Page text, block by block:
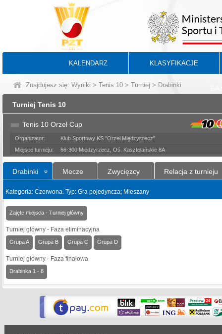
KALENDARZ KLASYFIKACJE
Znajdujesz się: Wyniki > Tenis 10 > Turniej > Drabinki
Turniej Tenis 10
Tenis 10 Orzeł Cup
Organizator:
Klub Sportowy KS "Orzeł Międzyrzecz"
Miejsce turnieju:
66-300 Miedzyrzecz, Oś. Kasztelańskie 8A
Drabinki Mecze Zwycięzcy Relacja z turnieju
Kategoria: Czerwona. Typ: Gra pojedyncza; Mieszany
Zajęte miejsca - Turniej główny
Turniej główny - Faza eliminacyjna
Grupa A Grupa B Grupa C Grupa D
Turniej główny - Faza finałowa
Drabinka 1 - 8